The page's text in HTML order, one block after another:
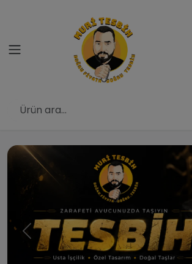
Muri Tesbih | Doğru